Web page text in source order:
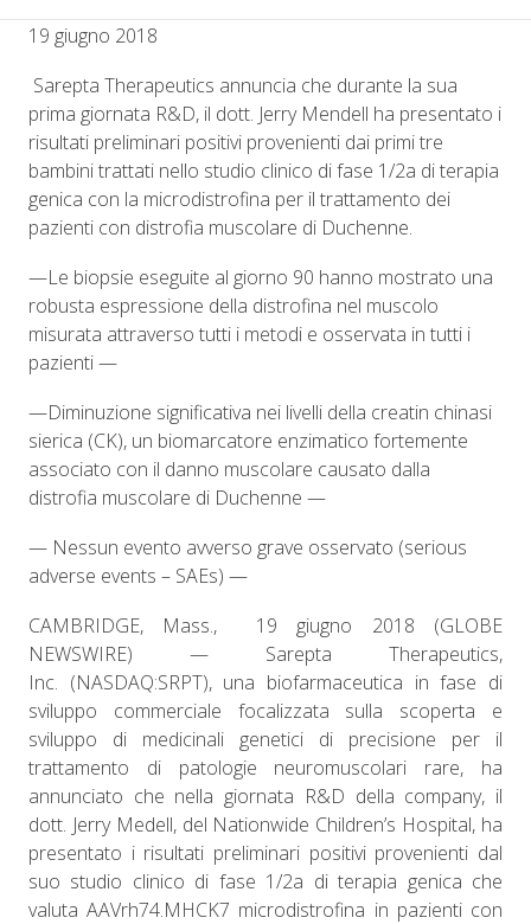
19 giugno 2018
Sarepta Therapeutics annuncia che durante la sua
prima giornata R&D, il dott. Jerry Mendell ha presentato i
risultati preliminari positivi provenienti dai primi tre
bambini trattati nello studio clinico di fase 1/2a di terapia
genica con la microdistrofina per il trattamento dei
pazienti con distrofia muscolare di Duchenne.
—Le biopsie eseguite al giorno 90 hanno mostrato una
robusta espressione della distrofina nel muscolo
misurata attraverso tutti i metodi e osservata in tutti i
pazienti —
—Diminuzione significativa nei livelli della creatin chinasi
sierica (CK), un biomarcatore enzimatico fortemente
associato con il danno muscolare causato dalla
distrofia muscolare di Duchenne —
— Nessun evento avverso grave osservato (serious
adverse events – SAEs) —
CAMBRIDGE, Mass., 19 giugno 2018 (GLOBE
NEWSWIRE) — Sarepta Therapeutics,
Inc. (NASDAQ:SRPT), una biofarmaceutica in fase di
sviluppo commerciale focalizzata sulla scoperta e
sviluppo di medicinali genetici di precisione per il
trattamento di patologie neuromuscolari rare, ha
annunciato che nella giornata R&D della company, il
dott. Jerry Medell, del Nationwide Children’s Hospital, ha
presentato i risultati preliminari positivi provenienti dal
suo studio clinico di fase 1/2a di terapia genica che
valuta AAVrh74.MHCK7 microdistrofina in pazienti con